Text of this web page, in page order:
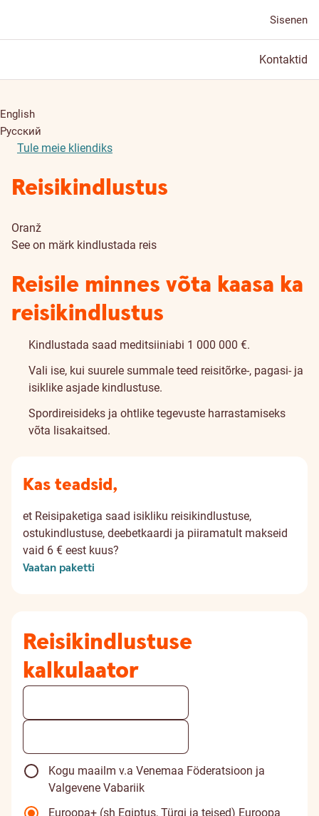
Sisenen
Kontaktid
English
Русский
Tule meie kliendiks
Reisikindlustus
Oranž
See on märk kindlustada reis
Reisile minnes võta kaasa ka
reisikindlustus
Kindlustada saad meditsiiniabi 1 000 000 €.
Vali ise, kui suurele summale teed reisitõrke-, pagasi- ja
isiklike asjade kindlustuse.
Spordireisideks ja ohtlike tegevuste harrastamiseks
võta lisakaitsed.
Kas teadsid,
et Reisipaketiga saad isikliku reisikindlustuse,
ostukindlustuse, deebetkaardi ja piiramatult makseid
vaid 6 € eest kuus?
Vaatan paketti
Reisikindlustuse
kalkulaator
Kogu maailm v.a Venemaa Föderatsioon ja
Valgevene Vabariik
Euroopa+ (sh Egiptus, Türgi ja teised) Euroopa